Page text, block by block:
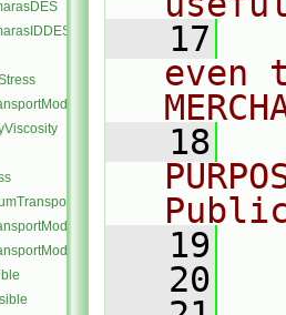
   17
even
   18
   19
   20